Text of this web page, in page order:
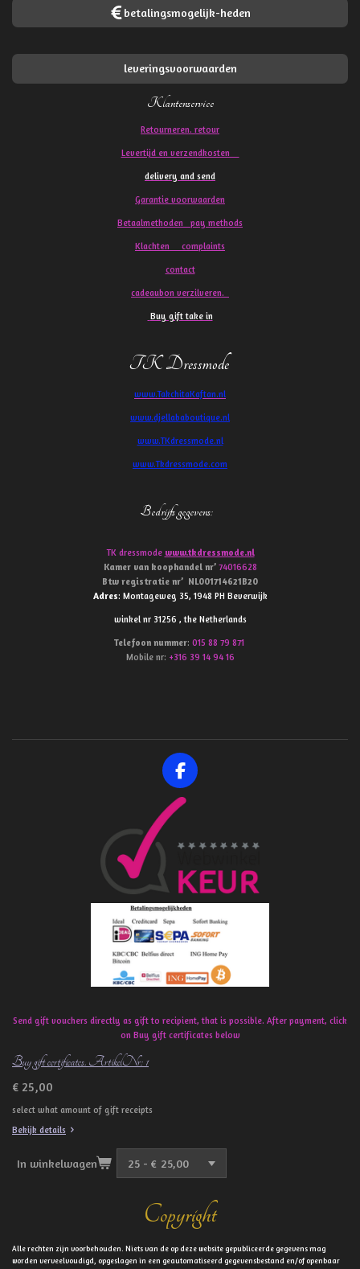
betalingsmogelijk-heden
leveringsvoorwaarden
Klantenservice
Retourneren. retour
Levertijd en verzendkosten
delivery and send
Garantie voorwaarden
Betaalmethoden pay methods
Klachten complaints
contact
cadeaubon verzilveren.
Buy gift take in
TK Dressmode
www.TakchitaKaftan.nl
www.djellababoutique.nl
www.TKdressmode.nl
www.Tkdressmode.com
Bedrijfs gegevens:
TK dressmode www.tkdressmode.nl
Kamer van koophandel nr’ 74016628
Btw registratie nr’ NL001714621B20
Adres: Montageweg 35, 1948 PH Beverwijk
winkel nr 31256 , the Netherlands
Telefoon nummer: 015 88 79 871
Mobile nr: +316 39 14 94 16
F
a
c
b
o
k
Send gift vouchers directly as gift to recipient, that is possible. After payment, click
on Buy gift certificates below
Buy gift certificates. ArtikelNr: 1
€ 25,00
select what amount of gift receipts
Bekijk details
In winkelwagen
Copyright
Alle rechten zijn voorbehouden. Niets van de op deze website gepubliceerde gegevens mag
worden verveelvoudigd, opgeslagen in een geautomatiseerd gegevensbestand en/of openbaar